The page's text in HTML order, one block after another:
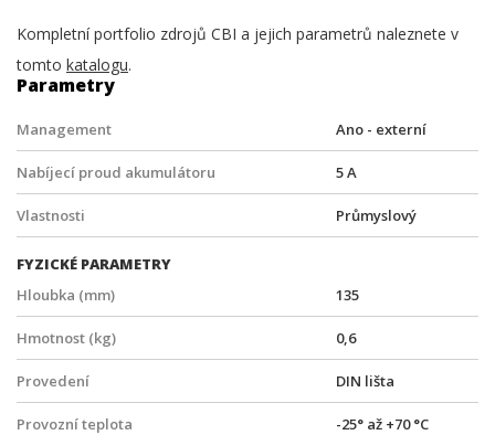
Kompletní portfolio zdrojů CBI a jejich parametrů naleznete v
tomto katalogu.
Parametry
Management Ano - externí
Nabíjecí proud akumulátoru 5 A
Vlastnosti Průmyslový
FYZICKÉ PARAMETRY
Hloubka (mm)
135
Hmotnost (kg) 0,6
Provedení DIN lišta
Provozní teplota -25° až +70 °C